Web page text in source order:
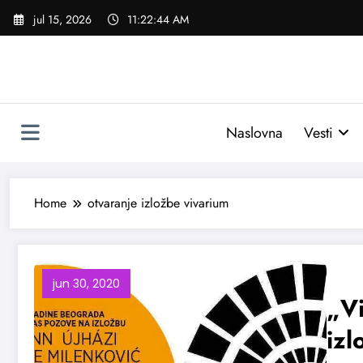
Skoči
jul 15, 2026 11:22:45 AM
Naslovna Vesti
Home otvaranje izložbe vivarium
jun 30, 2020